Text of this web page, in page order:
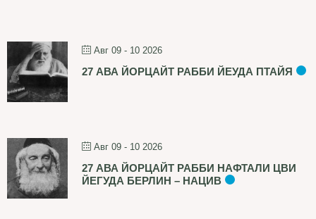
Авг 09 - 10 2026
27 АВА ЙОРЦАЙТ РАББИ ЙЕУДА ПТАЙЯ
Авг 09 - 10 2026
27 АВА ЙОРЦАЙТ РАББИ НАФТАЛИ ЦВИ
ЙЕГУДА БЕРЛИН – НАЦИВ